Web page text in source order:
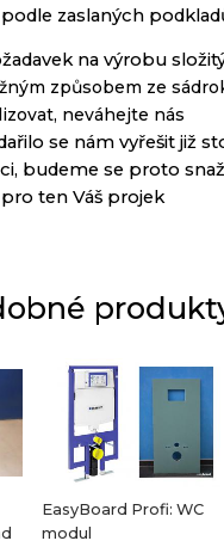
zaslaných
na výrobu
způsobem ze
neváhejte nás
se nám vyřešit již
budeme se proto
ten Váš projek
EasyBoard Profi: WC
modul